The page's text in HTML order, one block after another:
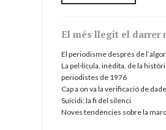
El més llegit el darrer
El periodisme després de
La pel·lícula, inèdita, de la
periodistes de 1976
Cap a on va la verificació de
Suïcidi: la fi del silenci
Noves tendències sobre la